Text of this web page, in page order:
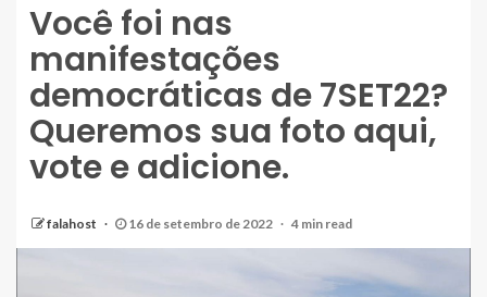
Você foi nas
manifestações
democráticas de 7SET22?
Queremos sua foto aqui,
vote e adicione.
falahost 16 de setembro de 2022 4 min read